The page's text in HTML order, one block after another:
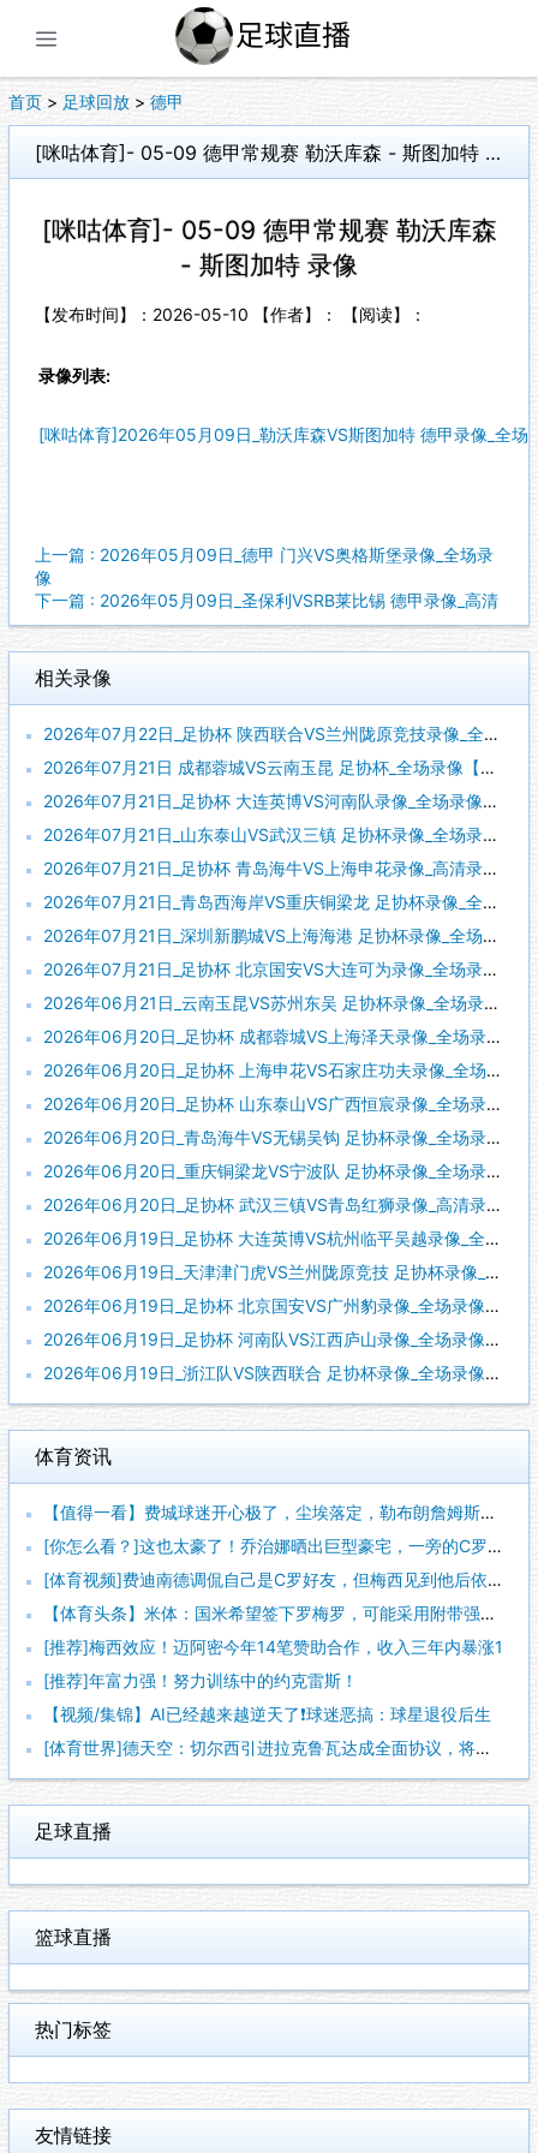
首页 > 足球回放 > 德甲
[咪咕体育]- 05-09 德甲常规赛 勒沃库森 - 斯图加特 录像
[咪咕体育]- 05-09 德甲常规赛 勒沃库森
- 斯图加特 录像
【发布时间】：2026-05-10 【作者】： 【阅读】：
录像列表:
[咪咕体育]2026年05月09日_勒沃库森VS斯图加特 德甲录像_全场
上一篇 : 2026年05月09日_德甲 门兴VS奥格斯堡录像_全场录
像
下一篇 : 2026年05月09日_圣保利VSRB莱比锡 德甲录像_高清
相关录像
2026年07月22日_足协杯 陕西联合VS兰州陇原竞技录像_全场录像【全场回放】
2026年07月21日 成都蓉城VS云南玉昆 足协杯_全场录像【视频集锦】
2026年07月21日_足协杯 大连英博VS河南队录像_全场录像【全场回放】
2026年07月21日_山东泰山VS武汉三镇 足协杯录像_全场录像【全场回放】
2026年07月21日_足协杯 青岛海牛VS上海申花录像_高清录像【全场回放】
2026年07月21日_青岛西海岸VS重庆铜梁龙 足协杯录像_全场录像【高清回放】
2026年07月21日_深圳新鹏城VS上海海港 足协杯录像_全场录像【高清回放】
2026年07月21日_足协杯 北京国安VS大连可为录像_全场录像【全场回放】
2026年06月21日_云南玉昆VS苏州东吴 足协杯录像_全场录像【视频集锦】
2026年06月20日_足协杯 成都蓉城VS上海泽天录像_全场录像【视频集锦】
2026年06月20日_足协杯 上海申花VS石家庄功夫录像_全场录像【全场回放】
2026年06月20日_足协杯 山东泰山VS广西恒宸录像_全场录像【全场回放】
2026年06月20日_青岛海牛VS无锡吴钩 足协杯录像_全场录像【视频集锦】
2026年06月20日_重庆铜梁龙VS宁波队 足协杯录像_全场录像【高清回放】
2026年06月20日_足协杯 武汉三镇VS青岛红狮录像_高清录像【全场回放】
2026年06月19日_足协杯 大连英博VS杭州临平吴越录像_全场录像【全场回放】
2026年06月19日_天津津门虎VS兰州陇原竞技 足协杯录像_全场录像【视频集锦】
2026年06月19日_足协杯 北京国安VS广州豹录像_全场录像【全场回放】
2026年06月19日_足协杯 河南队VS江西庐山录像_全场录像【全场回放】
2026年06月19日_浙江队VS陕西联合 足协杯录像_全场录像【高清回放】
体育资讯
【值得一看】费城球迷开心极了，尘埃落定，勒布朗詹姆斯加盟费城
[你怎么看？]这也太豪了！乔治娜晒出巨型豪宅，一旁的C罗肌肉
[体育视频]费迪南德调侃自己是C罗好友，但梅西见到他后依然热
【体育头条】米体：国米希望签下罗梅罗，可能采用附带强制买断条
[推荐]梅西效应！迈阿密今年14笔赞助合作，收入三年内暴涨1
[推荐]年富力强！努力训练中的约克雷斯！
【视频/集锦】AI已经越来越逆天了❗️球迷恶搞：球星退役后生
[体育世界]德天空：切尔西引进拉克鲁瓦达成全面协议，将签约至
足球直播
篮球直播
热门标签
友情链接